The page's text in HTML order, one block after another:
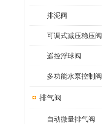
排泥阀
可调式减压稳压阀
遥控浮球阀
多功能水泵控制阀
排气阀
自动微量排气阀